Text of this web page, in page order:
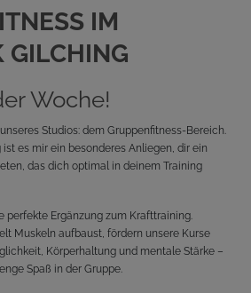
IM
GILCHING
Woche!
Studios: dem Gruppenfitness-Bereich.
es mir ein besonderes Anliegen, dir ein
das dich optimal in deinem Training
perfekte Ergänzung zum Krafttraining.
Muskeln aufbaust, fördern unsere Kurse
Körperhaltung und mentale Stärke –
Spaß in der Gruppe.